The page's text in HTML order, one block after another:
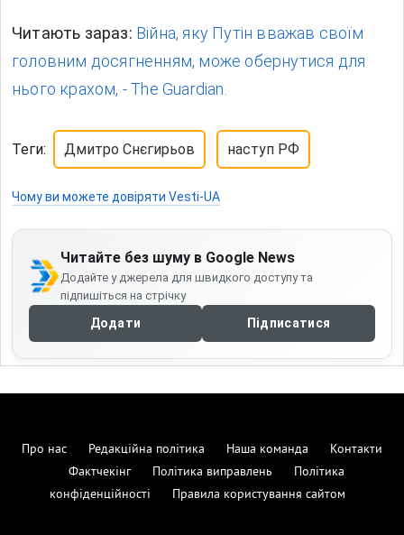
Читають зараз: Війна, яку Путін вважав своїм
головним досягненням, може обернутися для
нього крахом, - The Guardian.
Теги: Дмитро Снєгирьов наступ РФ
Чому ви можете довіряти Vesti-UA
Читайте без шуму в Google News
Додайте у джерела для швидкого доступу та
підпишіться на стрічку
Додати Підписатися
Про нас Редакційна політика Наша команда
Контакти
Фактчекінг
Політика виправлень
Політика
конфіденційності
Правила користування сайтом